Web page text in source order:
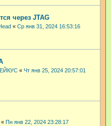
через JTAG
« Ср янв 31, 2024 16:53:16
« Чт янв 25, 2024 20:57:01
« Пн янв 22, 2024 23:28:17